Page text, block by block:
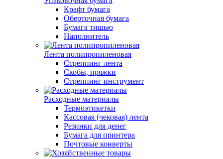
Крафт бумага
Оберточная бумага
Бумага тишью
Наполнитель
Лента полипропиленовая
Стреппинг лента
Скобы, пряжки
Стреппинг инструмент
Расходные материалы
Термоэтикетки
Кассовая (чековая) лента
Резинки для денег
Бумага для принтера
Почтовые конверты